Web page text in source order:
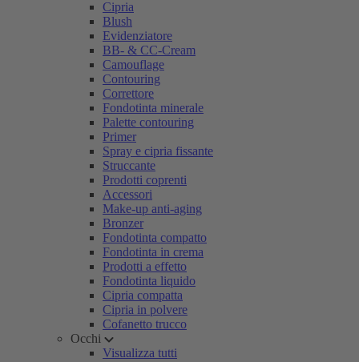
Cipria
Blush
Evidenziatore
BB- & CC-Cream
Camouflage
Contouring
Correttore
Fondotinta minerale
Palette contouring
Primer
Spray e cipria fissante
Struccante
Prodotti coprenti
Accessori
Make-up anti-aging
Bronzer
Fondotinta compatto
Fondotinta in crema
Prodotti a effetto
Fondotinta liquido
Cipria compatta
Cipria in polvere
Cofanetto trucco
Occhi
Visualizza tutti